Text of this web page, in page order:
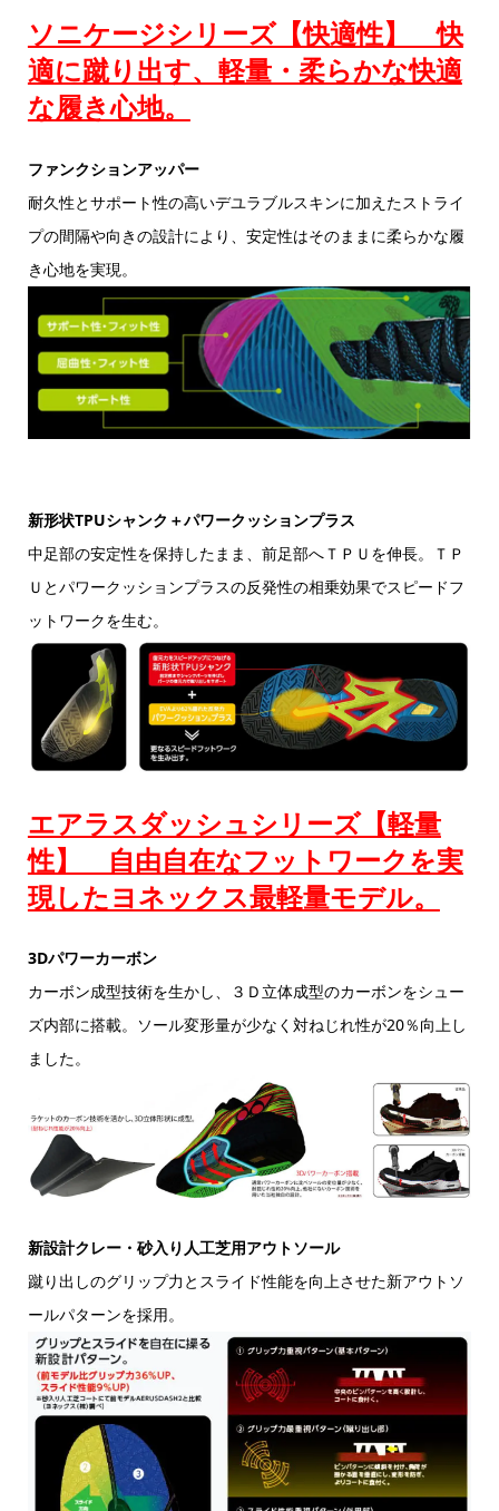
ソニケージシリーズ【快適性】 快
適に蹴り出す、軽量・柔らかな快適
な履き心地。
ファンクションアッパー
耐久性とサポート性の高いデユラブルスキンに加えたストライ
プの間隔や向きの設計により、安定性はそのままに柔らかな履
き心地を実現。
新形状TPUシャンク＋パワークッションプラス
中足部の安定性を保持したまま、前足部へＴＰＵを伸長。ＴＰ
Ｕとパワークッションプラスの反発性の相乗効果でスピードフ
ットワークを生む。
エアラスダッシュシリーズ【軽量
性】 自由自在なフットワークを実
現したヨネックス最軽量モデル。
3Dパワーカーボン
カーボン成型技術を生かし、３Ｄ立体成型のカーボンをシュー
ズ内部に搭載。ソール変形量が少なく対ねじれ性が20％向上し
ました。
新設計クレー・砂入り人工芝用アウトソール
蹴り出しのグリップ力とスライド性能を向上させた新アウトソ
ールパターンを採用。